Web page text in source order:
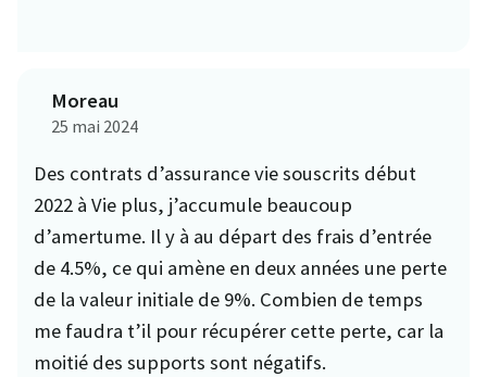
Moreau
25 mai 2024
Des contrats d’assurance vie souscrits début
2022 à Vie plus, j’accumule beaucoup
d’amertume. Il y à au départ des frais d’entrée
de 4.5%, ce qui amène en deux années une perte
de la valeur initiale de 9%. Combien de temps
me faudra t’il pour récupérer cette perte, car la
moitié des supports sont négatifs.